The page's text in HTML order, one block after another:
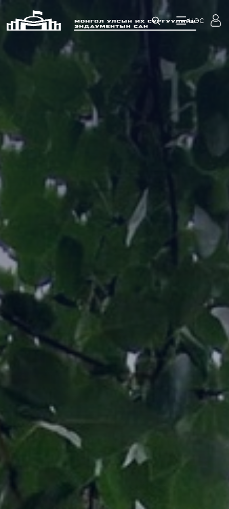
цэс
хайх
Слайд 1 гарчиг
Слайд 2 гарчиг
Тайлбар 2
Слайд 3 гарчиг
Тайлбар 3